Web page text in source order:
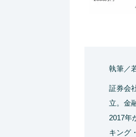
執筆／
証券会
立。金
2017年
キング